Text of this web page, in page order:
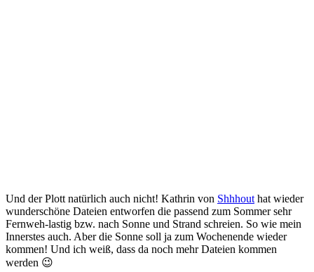
Und der Plott natürlich auch nicht! Kathrin von Shhhout hat wieder
wunderschöne Dateien entworfen die passend zum Sommer sehr
Fernweh-lastig bzw. nach Sonne und Strand schreien. So wie mein
Innerstes auch. Aber die Sonne soll ja zum Wochenende wieder
kommen! Und ich weiß, dass da noch mehr Dateien kommen
werden 😉